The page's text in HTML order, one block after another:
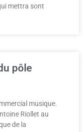
mettra sont
pôle
musique.
Riollet au
de la